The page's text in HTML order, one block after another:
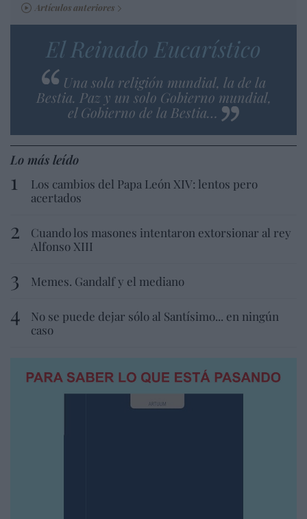
Artículos anteriores
El Reinado Eucarístico
Una sola religión mundial, la de la
Bestia. Paz y un solo Gobierno mundial,
el Gobierno de la Bestia…
Lo más leído
Los cambios del Papa León XIV: lentos pero
acertados
Cuando los masones intentaron extorsionar al rey
Alfonso XIII
Memes. Gandalf y el mediano
No se puede dejar sólo al Santísimo... en ningún
caso